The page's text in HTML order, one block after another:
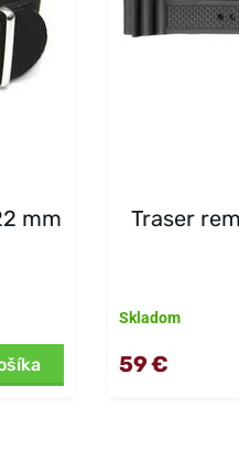
mm Traser
Skladom
59 €